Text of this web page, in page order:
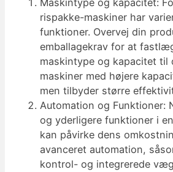
Maskintype og kapacitet:
rispakke-maskiner har
funktioner. Overvej din
emballagekrav for at
maskintype og kapacitet til
maskiner med højere
men tilbyder større
Automation og Funktioner:
og yderligere funktioner i
kan påvirke dens
avanceret automation,
kontrol- og integrerede